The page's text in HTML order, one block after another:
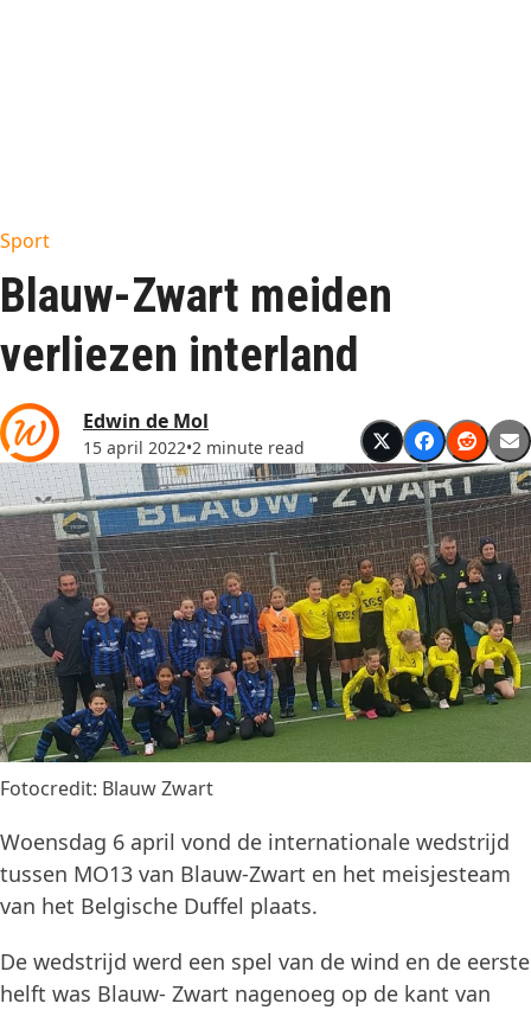
Sport
Blauw-Zwart meiden
verliezen interland
Edwin de Mol
15 april 2022•2 minute read
Fotocredit: Blauw Zwart
Woensdag 6 april vond de internationale wedstrijd
tussen MO13 van Blauw-Zwart en het meisjesteam
van het Belgische Duffel plaats.
De wedstrijd werd een spel van de wind en de eerste
helft was Blauw- Zwart nagenoeg op de kant van